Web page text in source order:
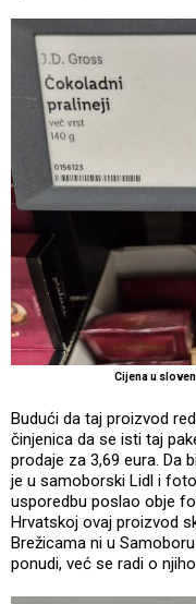
Cijena u
Budući da taj proizvod
činjenica da se isti taj
prodaje za 3,69 eura. Da
je u samoborski Lidl i
usporedbu poslao obje
Hrvatskoj ovaj proizvod
Brežicama ni u
ponudi, već se radi o